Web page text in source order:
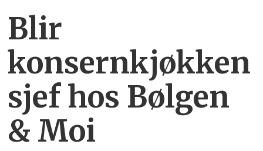
Blir
konsernkjøkken
sjef hos Bølgen
& Moi